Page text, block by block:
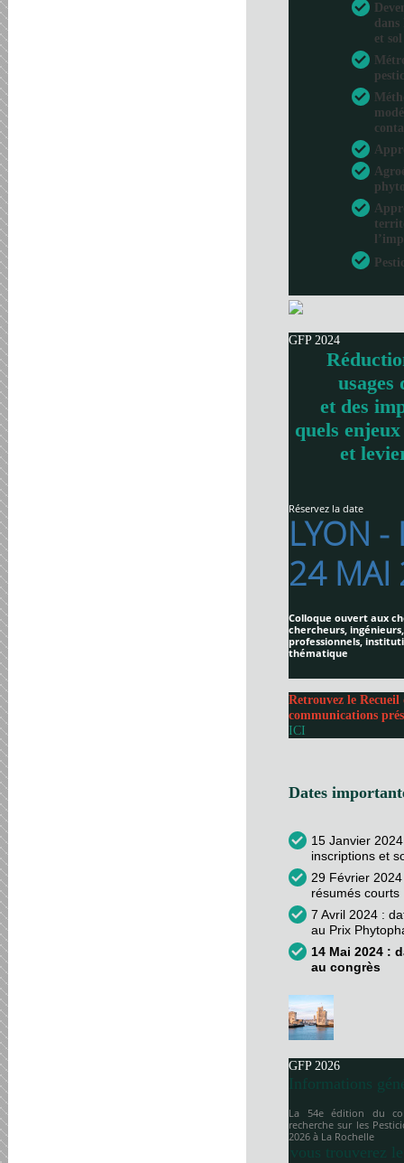
dans
et sol
GFP 2024
usages
et des
quels
et
Réservez la date
LYON
24 MAI
Colloque ouvert aux
chercheurs,
professionnels,
thématique
Retrouvez le Recueil
communications
ICI
Dates
15 Janvier
inscriptions et
29 Février
résumés courts
7 Avril 2024 :
au Prix
14 Mai 2024 :
au congrès
GFP 2026
Informations
La 54e édition du
recherche sur les
2026 à La Rochelle
vous trouverez